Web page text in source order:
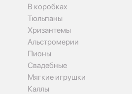
В коробках
Тюльпаны
Хризантемы
Альстромерии
Пионы
Свадебные
Мягкие игрушки
Каллы